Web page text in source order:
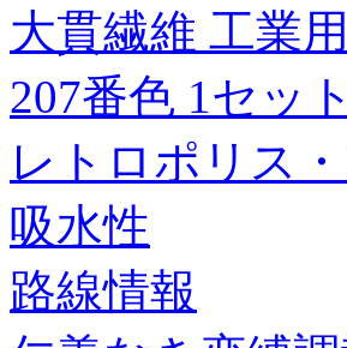
大貫繊維 工業
207番色 1セッ
レトロポリス
吸水性
路線情報